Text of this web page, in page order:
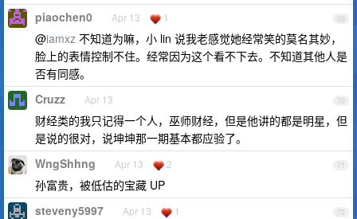
69
piaochen0 Apr 13 1
@iamxz 不知道为嘛，小 lin 说我老感觉她经常笑的莫名其妙，
脸上的表情控制不住。经常因为这个看不下去。不知道其他人是
否有同感。
70
Cruzz Apr 13
财经类的我只记得一个人，巫师财经，但是他讲的都是明星，但
是说的很对，说坤坤那一期基本都应验了。
71
WngShhng Apr 13 2
孙富贵，被低估的宝藏 UP
72
steveny5997 Apr 13 1